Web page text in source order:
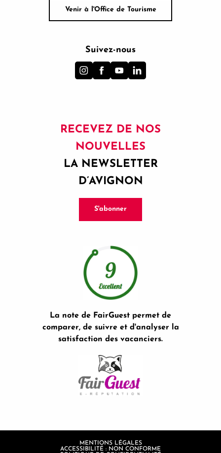
Venir à l'Office de Tourisme
Suivez-nous
RECEVEZ DE NOS
NOUVELLES
LA NEWSLETTER
D’AVIGNON
S'abonner
La note de FairGuest permet de
comparer, de suivre et d'analyser la
satisfaction des vacanciers.
MENTIONS LÉGALES
ACCESSIBILITÉ : NON CONFORME